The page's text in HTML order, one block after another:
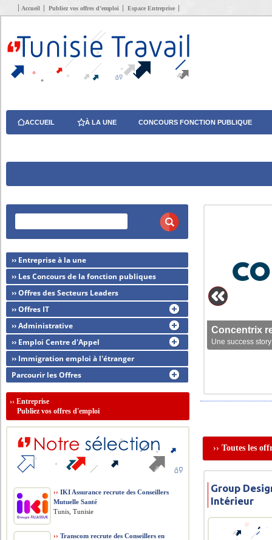
Accueil Publiez vos offres d’emploi Espace Entreprise
ACCUEIL À LA UNE CONCOURS FONCTION PUBLIQUE
Concentrix
Une success
›› Toutes les
Group
Intérieur
›› Entreprise à la une
›› Les Concours de la fonction publiques
›› Offres des Secteurs Leaders
›› Offres IT
›› Administrative
›› Emploi Centre d'Appel
›› Immigration emploi à l'étranger
Parcourir les Offres
››Entreprise
Publiez vos offres d'emploi
›› IKI Assurance recrute des Conseillers
Mutuelle Santé
Tunis, Tunisie
›› Transcom recrute des Conseillers en